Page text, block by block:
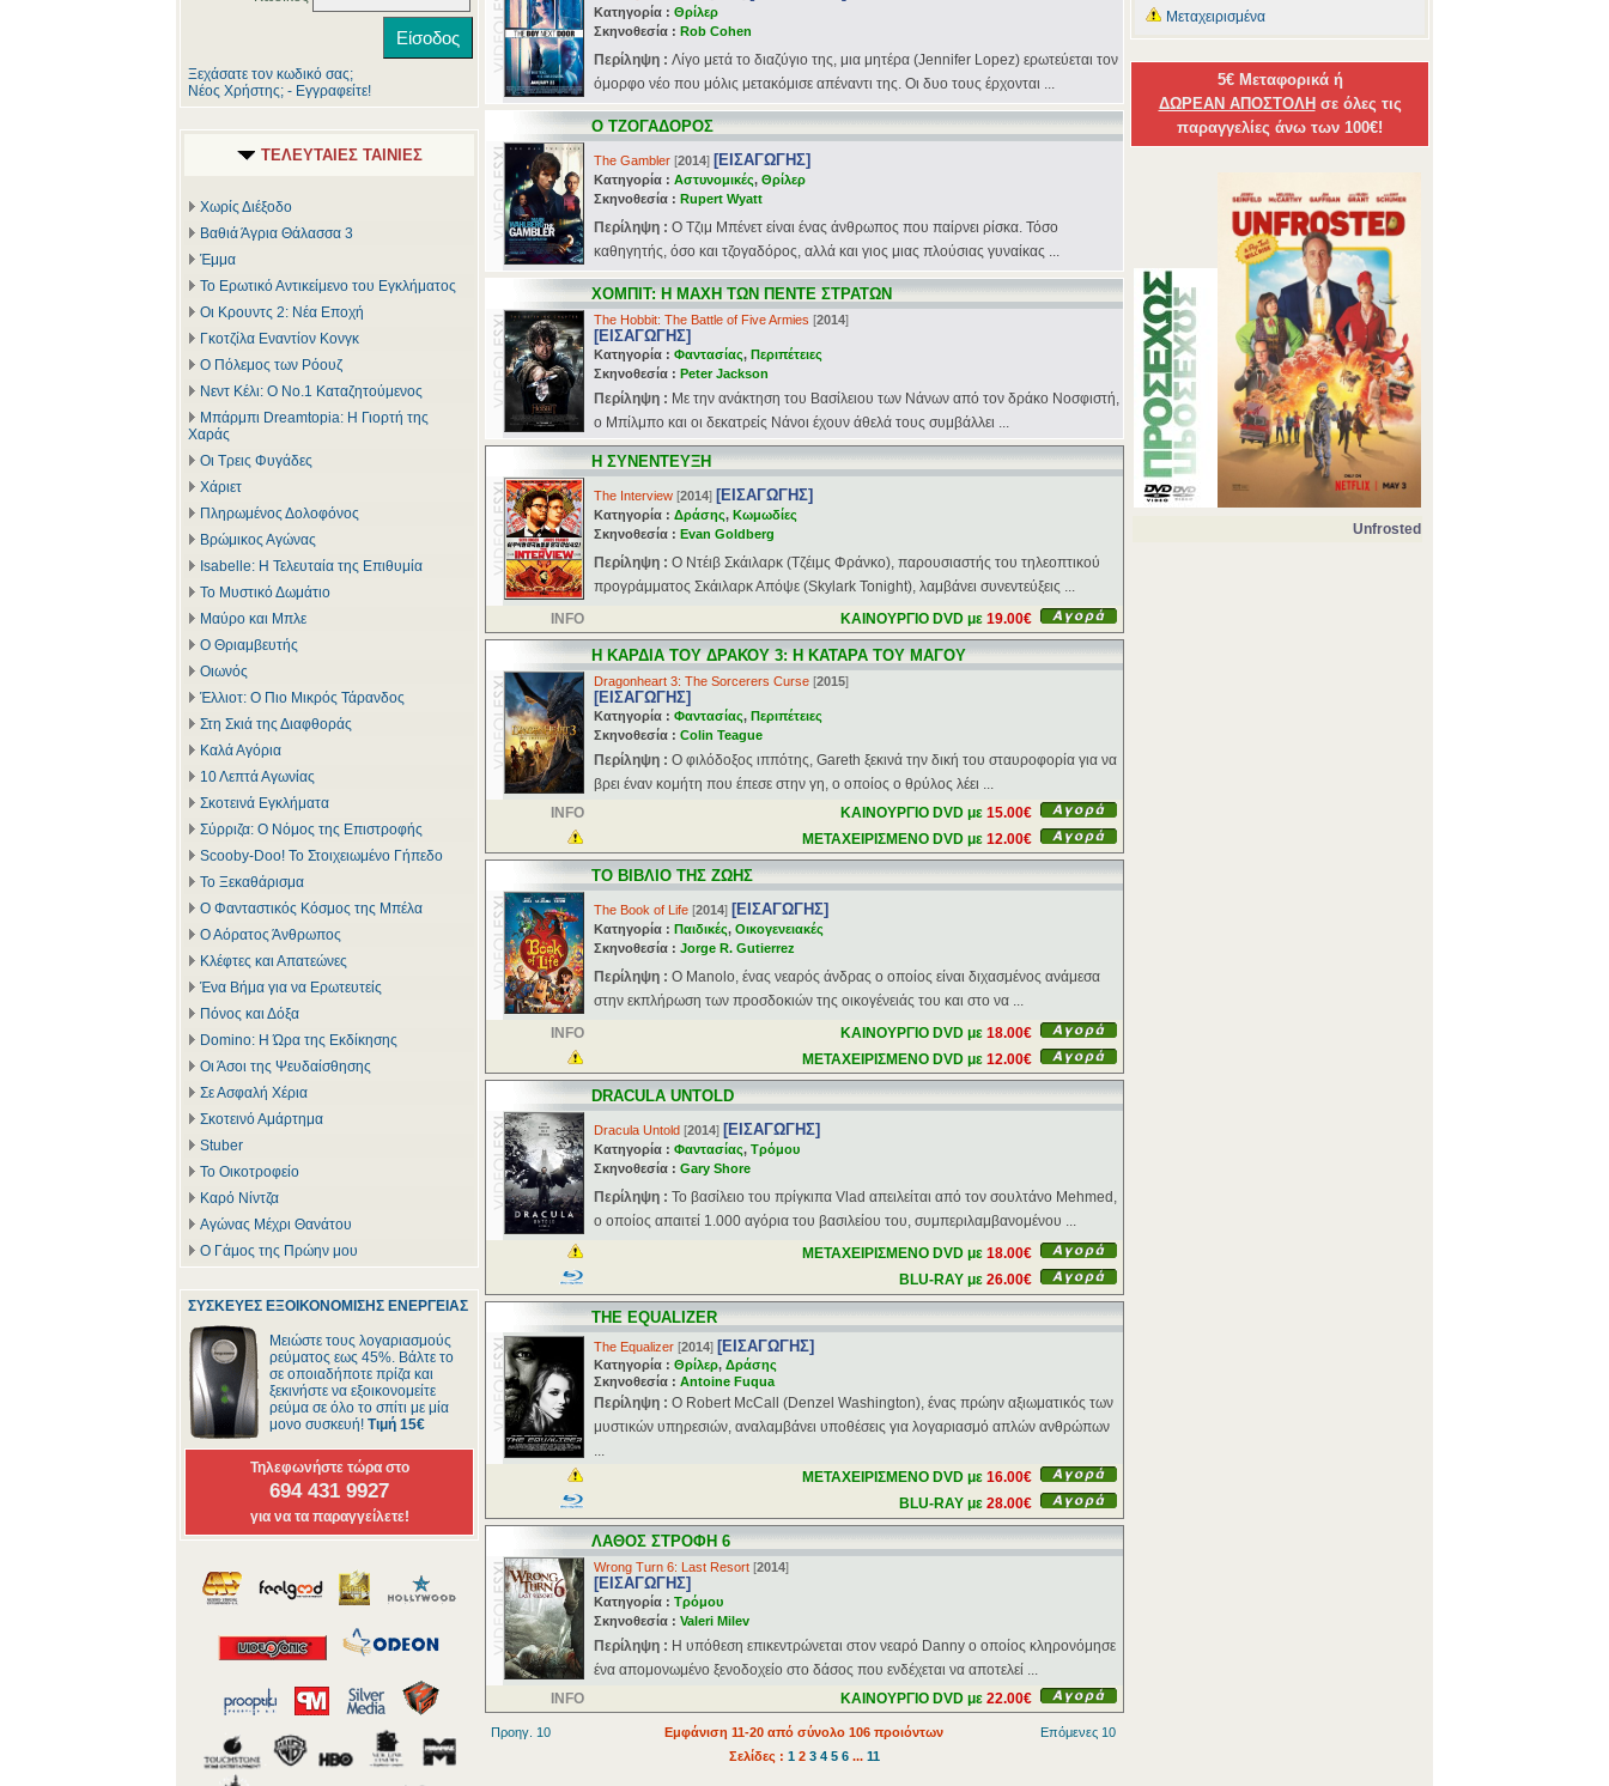
Ξεχάσατε τον κωδικό σας;
Νέος Χρήστης; - Εγγραφείτε!
ΤΕΛΕΥΤΑΙΕΣ ΤΑΙΝΙΕΣ
Χωρίς Διέξοδο
Βαθιά Άγρια Θάλασσα 3
Έμμα
Το Ερωτικό Αντικείμενο του Εγκλήματος
Οι Κρουντς 2: Νέα Εποχή
Γκοτζίλα Εναντίον Κονγκ
Ο Πόλεμος των Ρόουζ
Νεντ Κέλι: Ο Νο.1 Καταζητούμενος
Μπάρμπι Dreamtopia: Η Γιορτή της
Χαράς
Οι Τρεις Φυγάδες
Χάριετ
Πληρωμένος Δολοφόνος
Βρώμικος Αγώνας
Isabelle: Η Τελευταία της Επιθυμία
Το Μυστικό Δωμάτιο
Μαύρο και Μπλε
Ο Θριαμβευτής
Οιωνός
Έλλιοτ: Ο Πιο Μικρός Τάρανδος
Στη Σκιά της Διαφθοράς
Καλά Αγόρια
10 Λεπτά Αγωνίας
Σκοτεινά Εγκλήματα
Σύρριζα: Ο Νόμος της Επιστροφής
Scooby-Doo! Το Στοιχειωμένο Γήπεδο
Το Ξεκαθάρισμα
Ο Φανταστικός Κόσμος της Μπέλα
Ο Αόρατος Άνθρωπος
Κλέφτες και Απατεώνες
Ένα Βήμα για να Ερωτευτείς
Πόνος και Δόξα
Domino: Η Ώρα της Εκδίκησης
Οι Άσοι της Ψευδαίσθησης
Σε Ασφαλή Χέρια
Σκοτεινό Αμάρτημα
Stuber
Το Οικοτροφείο
Καρό Νίντζα
Αγώνας Μέχρι Θανάτου
Ο Γάμος της Πρώην μου
ΣΥΣΚΕΥΕΣ ΕΞΟΙΚΟΝΟΜΙΣΗΣ ΕΝΕΡΓΕΙΑΣ
Μειώστε τους λογαριασμούς
ρεύματος εως 45%. Βάλτε το
σε οποιαδήποτε πρίζα και
ξεκινήστε να εξοικονομείτε
ρεύμα σε όλο το σπίτι με μία
μονο συσκευή! Τιμή 15€
Τηλεφωνήστε τώρα στο
694 431 9927
για να τα παραγγείλετε!
Κατηγορία : Θρίλερ
Σκηνοθεσία : Rob Cohen
Περίληψη : Λίγο μετά το διαζύγιο της, μια μητέρα (Jennifer Lopez) ερωτεύεται τον
όμορφο νέο που μόλις μετακόμισε απέναντι της. Οι δυο τους έρχονται ...
Ο ΤΖΟΓΑΔΟΡΟΣ
The Gambler [2014] [ΕΙΣΑΓΩΓΗΣ]
Κατηγορία : Αστυνομικές, Θρίλερ
Σκηνοθεσία : Rupert Wyatt
Περίληψη : Ο Τζιμ Μπένετ είναι ένας άνθρωπος που παίρνει ρίσκα. Τόσο
καθηγητής, όσο και τζογαδόρος, αλλά και γιος μιας πλούσιας γυναίκας ...
ΧΟΜΠΙΤ: Η ΜΑΧΗ ΤΩΝ ΠΕΝΤΕ ΣΤΡΑΤΩΝ
The Hobbit: The Battle of Five Armies [2014]
[ΕΙΣΑΓΩΓΗΣ]
Κατηγορία : Φαντασίας, Περιπέτειες
Σκηνοθεσία : Peter Jackson
Περίληψη : Με την ανάκτηση του Βασίλειου των Νάνων από τον δράκο Νοσφιστή,
ο Μπίλμπο και οι δεκατρείς Νάνοι έχουν άθελά τους συμβάλλει ...
Η ΣΥΝΕΝΤΕΥΞΗ
The Interview [2014] [ΕΙΣΑΓΩΓΗΣ]
Κατηγορία : Δράσης, Κωμωδίες
Σκηνοθεσία : Evan Goldberg
Περίληψη : Ο Ντέιβ Σκάιλαρκ (Τζέιμς Φράνκο), παρουσιαστής του τηλεοπτικού
προγράμματος Σκάιλαρκ Απόψε (Skylark Tonight), λαμβάνει συνεντεύξεις ...
INFO
ΚΑΙΝΟΥΡΓΙΟ DVD με 19.00€
Η ΚΑΡΔΙΑ ΤΟΥ ΔΡΑΚΟΥ 3: Η ΚΑΤΑΡΑ ΤΟΥ ΜΑΓΟΥ
Dragonheart 3: The Sorcerers Curse [2015]
[ΕΙΣΑΓΩΓΗΣ]
Κατηγορία : Φαντασίας, Περιπέτειες
Σκηνοθεσία : Colin Teague
Περίληψη : Ο φιλόδοξος ιππότης, Gareth ξεκινά την δική του σταυροφορία για να
βρει έναν κομήτη που έπεσε στην γη, ο οποίος ο θρύλος λέει ...
INFO
ΚΑΙΝΟΥΡΓΙΟ DVD με 15.00€
ΜΕΤΑΧΕΙΡΙΣΜΕΝΟ DVD με 12.00€
ΤΟ ΒΙΒΛΙΟ ΤΗΣ ΖΩΗΣ
The Book of Life [2014] [ΕΙΣΑΓΩΓΗΣ]
Κατηγορία : Παιδικές, Οικογενειακές
Σκηνοθεσία : Jorge R. Gutierrez
Περίληψη : Ο Manolo, ένας νεαρός άνδρας ο οποίος είναι διχασμένος ανάμεσα
στην εκπλήρωση των προσδοκιών της οικογένειάς του και στο να ...
INFO
ΚΑΙΝΟΥΡΓΙΟ DVD με 18.00€
ΜΕΤΑΧΕΙΡΙΣΜΕΝΟ DVD με 12.00€
DRACULA UNTOLD
Dracula Untold [2014] [ΕΙΣΑΓΩΓΗΣ]
Κατηγορία : Φαντασίας, Τρόμου
Σκηνοθεσία : Gary Shore
Περίληψη : Το βασίλειο του πρίγκιπα Vlad απειλείται από τον σουλτάνο Mehmed,
ο οποίος απαιτεί 1.000 αγόρια του βασιλείου του, συμπεριλαμβανομένου ...
ΜΕΤΑΧΕΙΡΙΣΜΕΝΟ DVD με 18.00€
BLU-RAY με 26.00€
THE EQUALIZER
The Equalizer [2014] [ΕΙΣΑΓΩΓΗΣ]
Κατηγορία : Θρίλερ, Δράσης
Σκηνοθεσία : Antoine Fuqua
Περίληψη : Ο Robert McCall (Denzel Washington), ένας πρώην αξιωματικός των
μυστικών υπηρεσιών, αναλαμβάνει υποθέσεις για λογαριασμό απλών ανθρώπων
...
ΜΕΤΑΧΕΙΡΙΣΜΕΝΟ DVD με 16.00€
BLU-RAY με 28.00€
ΛΑΘΟΣ ΣΤΡΟΦΗ 6
Wrong Turn 6: Last Resort [2014]
[ΕΙΣΑΓΩΓΗΣ]
Κατηγορία : Τρόμου
Σκηνοθεσία : Valeri Milev
Περίληψη : H υπόθεση επικεντρώνεται στον νεαρό Danny ο οποίος κληρονόμησε
ένα απομονωμένο ξενοδοχείο στο δάσος που ενδέχεται να αποτελεί ...
INFO
ΚΑΙΝΟΥΡΓΙΟ DVD με 22.00€
Προηγ. 10 Εμφάνιση 11-20 από σύνολο 106 προιόντων
Επόμενες 10
Σελίδες : 1 2 3 4 5 6 ... 11
Μεταχειρισμένα
5€ Μεταφορικά ή
ΔΩΡΕΑΝ ΑΠΟΣΤΟΛΗ σε όλες τις
παραγγελίες άνω των 100€!
Unfrosted